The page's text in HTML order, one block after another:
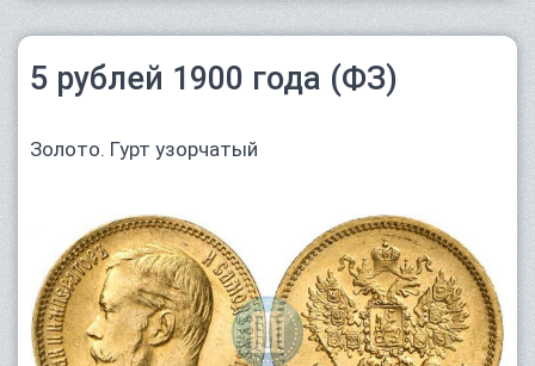
5 рублей 1900 года (ФЗ)
Золото. Гурт узорчатый